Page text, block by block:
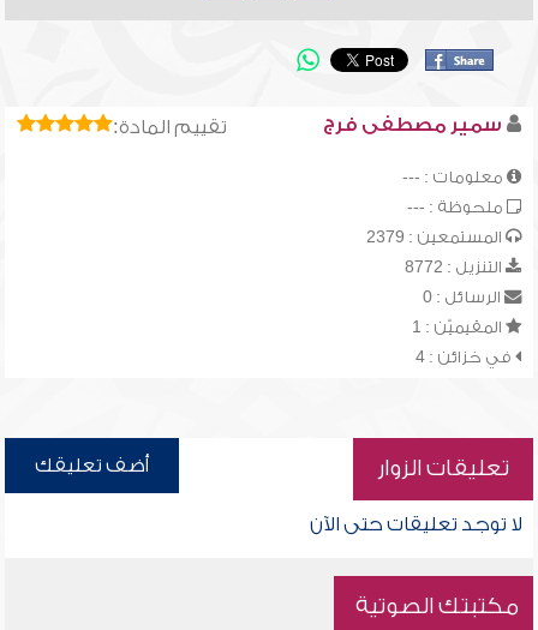
تقييم المادة: سمير مصطفى فرج
معلومات : ---
ملحوظة : ---
المستمعين : 2379
التنزيل : 8772
الرسائل : 0
المقيميّن : 1
في خزائن : 4
تعليقات الزوار أضف تعليقك
لا توجد تعليقات حتى الآن
مكتبتك الصوتية